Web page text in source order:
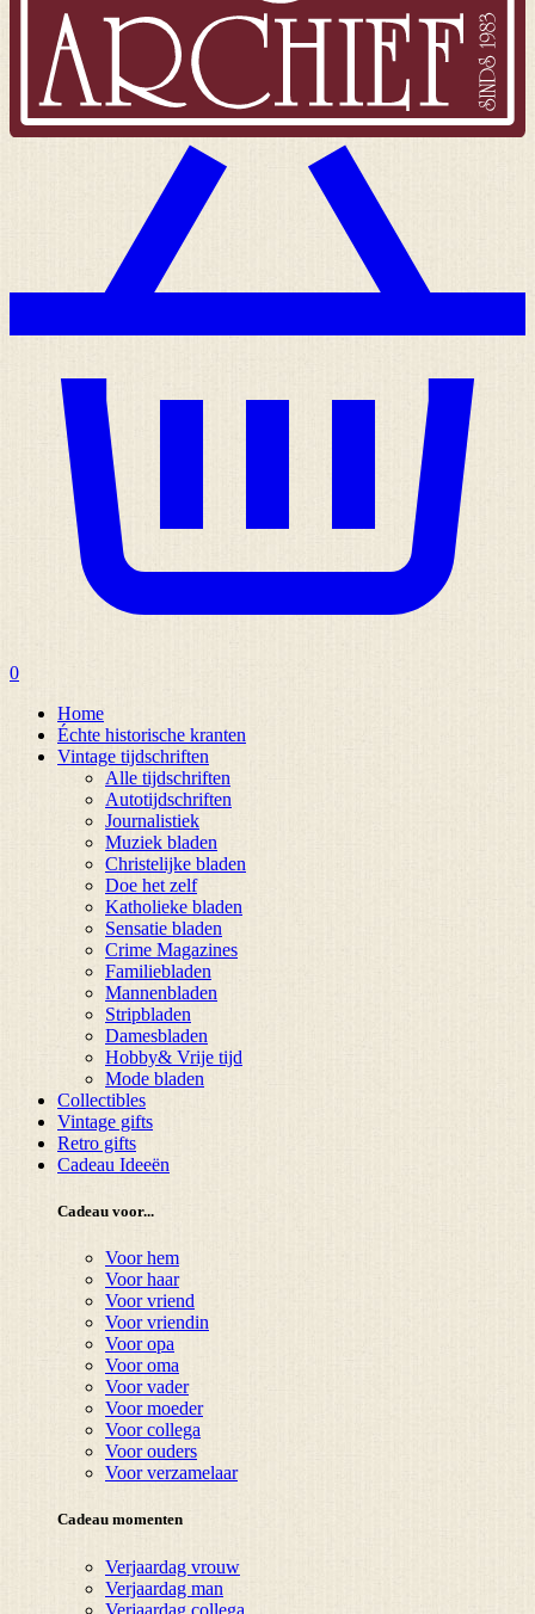
0
Home
Échte historische kranten
Vintage tijdschriften
Alle tijdschriften
Autotijdschriften
Journalistiek
Muziek bladen
Christelijke bladen
Doe het zelf
Katholieke bladen
Sensatie bladen
Crime Magazines
Familiebladen
Mannenbladen
Stripbladen
Damesbladen
Hobby& Vrije tijd
Mode bladen
Collectibles
Vintage gifts
Retro gifts
Cadeau Ideeën
Cadeau voor...
Voor hem
Voor haar
Voor vriend
Voor vriendin
Voor opa
Voor oma
Voor vader
Voor moeder
Voor collega
Voor ouders
Voor verzamelaar
Cadeau momenten
Verjaardag vrouw
Verjaardag man
Verjaardag collega